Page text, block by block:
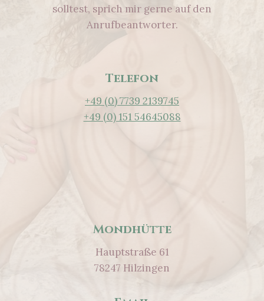
solltest, sprich mir gerne auf den
Anrufbeantworter.
Telefon
+49 (0) 7739 2139745
+49 (0) 151 54645088
Mondhütte
Hauptstraße 61
78247 Hilzingen